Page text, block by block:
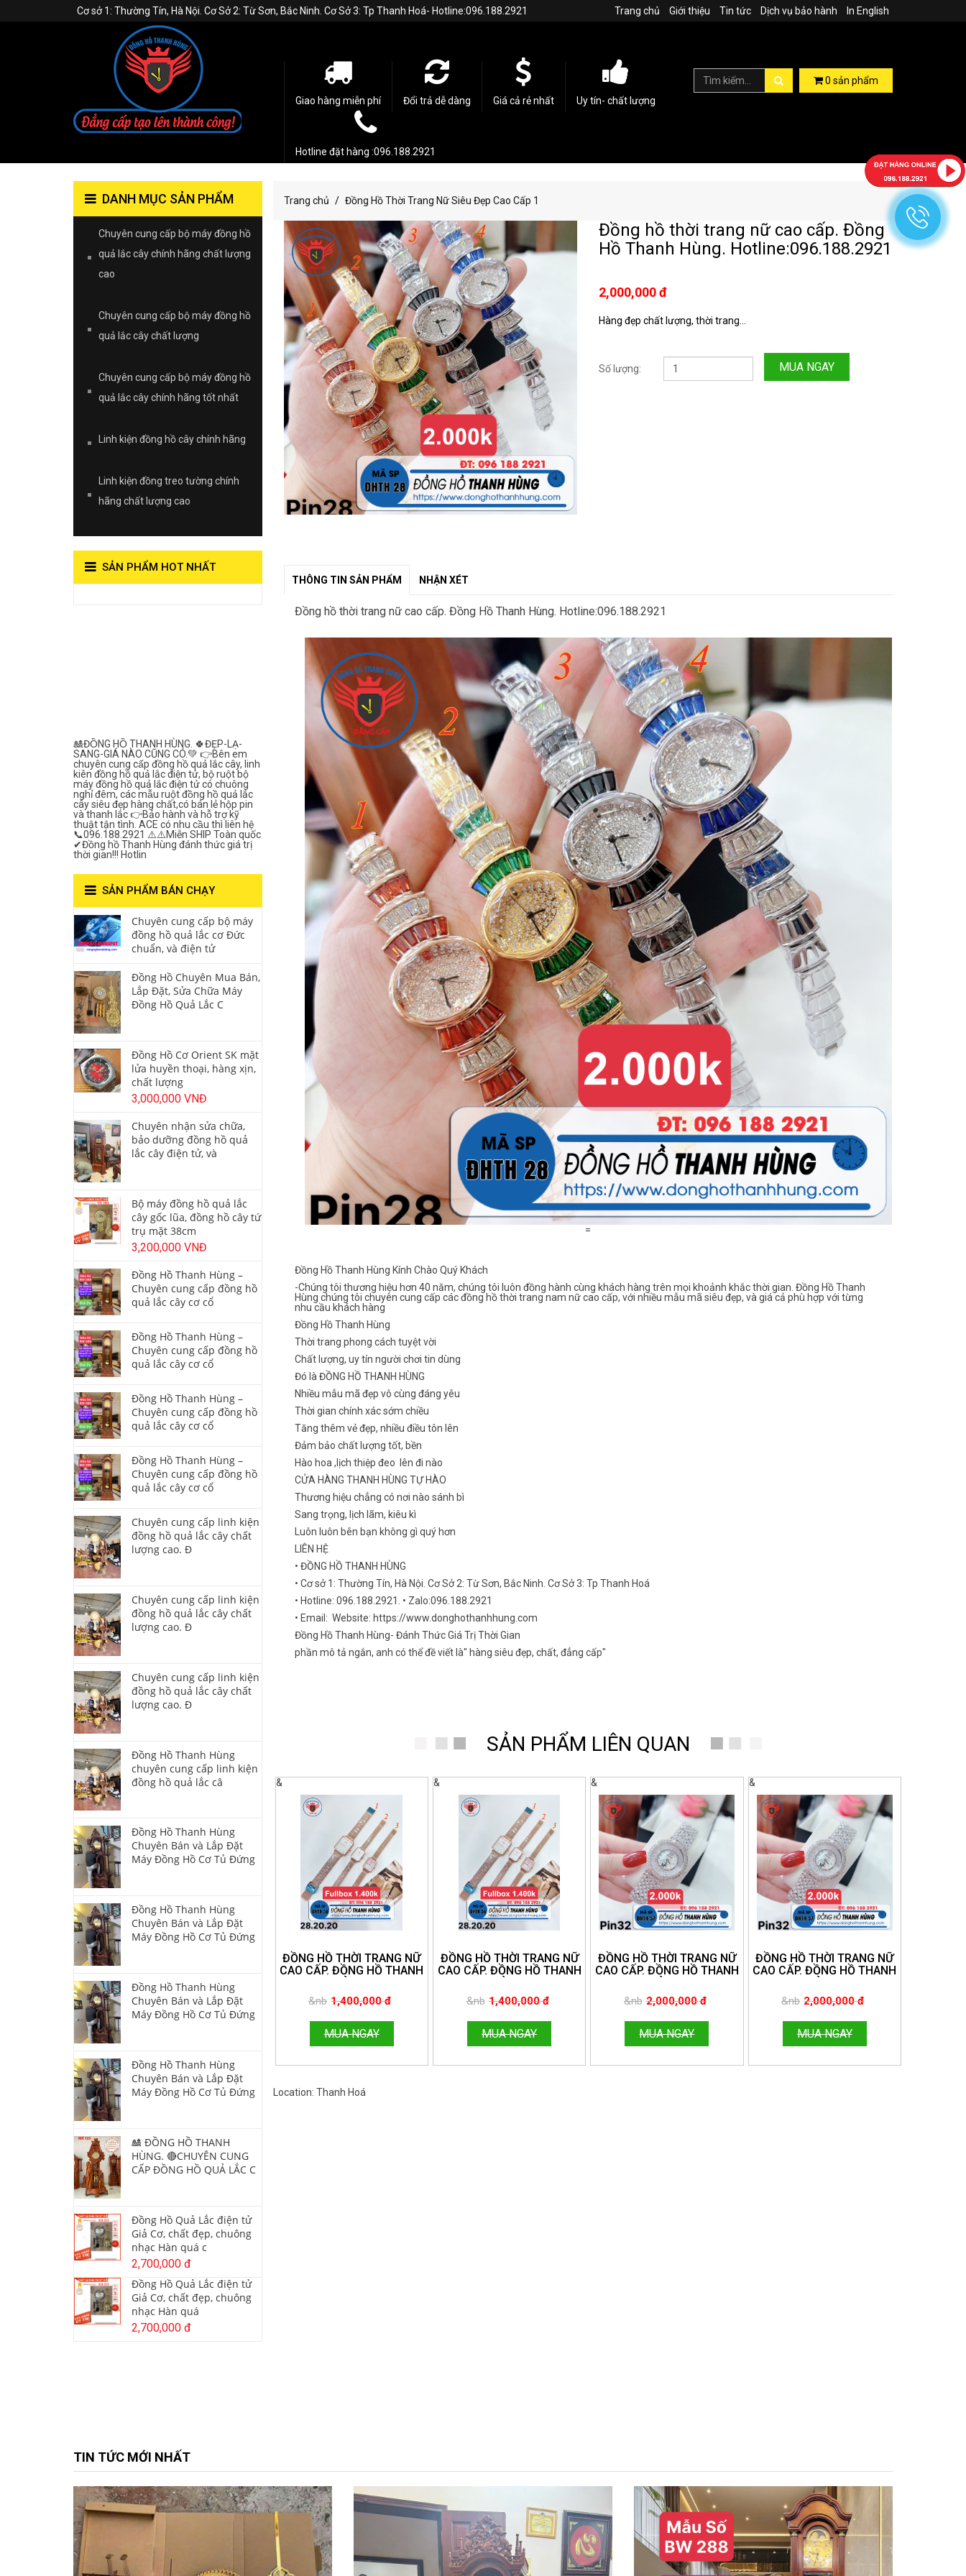
Trang chủ Giới thiệu Tin tức Dịch vụ bảo hành In English
Cơ sở 1: Thường Tín, Hà Nội. Cơ Sở 2: Từ Sơn, Bắc Ninh. Cơ Sở 3: Tp Thanh Hoá- Hotline:096.188.2921
Giao hàng miễn phí Đổi trả dễ dàng Giá cả rẻ nhất Uy tín- chất lượng
Hotline đặt hàng :096.188.2921
0 sản phẩm
Trang chủ Đồng Hồ Thời Trang Nữ Siêu Đẹp Cao Cấp 1
Đồng hồ thời trang nữ cao cấp. Đồng
Hồ Thanh Hùng. Hotline:096.188.2921
2,000,000 đ
Hàng đẹp chất lượng, thời trang...
Số lượng: MUA NGAY
THÔNG TIN SẢN PHẨM NHẬN XÉT
Đồng hồ thời trang nữ cao cấp. Đồng Hồ Thanh Hùng. Hotline:096.188.2921
=
Đồng Hồ Thanh Hùng Kính Chào Quý Khách
-Chúng tôi thương hiệu hơn 40 năm, chúng tôi luôn đồng hành cùng khách hàng trên mọi khoảnh khắc thời gian. Đồng Hồ Thanh
Hùng chúng tôi chuyên cung cấp các đồng hồ thời trang nam nữ cao cấp, với nhiều mẫu mã siêu đẹp, và giá cả phù hợp với từng
nhu cầu khách hàng
Đồng Hồ Thanh Hùng
Thời trang phong cách tuyệt vời
Chất lượng, uy tín người chơi tin dùng
Đó là ĐỒNG HỒ THANH HÙNG
Nhiều mẫu mã đẹp vô cùng đáng yêu
Thời gian chính xác sớm chiều
Tăng thêm vẻ đẹp, nhiều điều tôn lên
Đảm bảo chất lượng tốt, bền
Hào hoa ,lịch thiệp đeo lên đi nào
CỬA HÀNG THANH HÙNG TỰ HÀO
Thương hiệu chẳng có nơi nào sánh bì
Sang trọng, lịch lãm, kiêu kì
Luôn luôn bên bạn không gì quý hơn
LIÊN HỆ
• ĐỒNG HỒ THANH HÙNG
• Cơ sở 1: Thường Tín, Hà Nội. Cơ Sở 2: Từ Sơn, Bắc Ninh. Cơ Sở 3: Tp Thanh Hoá
• Hotline: 096.188.2921. • Zalo:096.188.2921
• Email: Website: https://www.donghothanhhung.com
Đồng Hồ Thanh Hùng- Đánh Thức Giá Trị Thời Gian
phần mô tả ngắn, anh có thể đề viết là" hàng siêu đẹp, chất, đẳng cấp"
SẢN PHẨM LIÊN QUAN
&
ĐỒNG HỒ THỜI TRANG NỮ
CAO CẤP. ĐỒNG HỒ THANH
HOTLINE:096.188.2921
&nb 1,400,000 đ
MUA NGAY
&
ĐỒNG HỒ THỜI TRANG NỮ
CAO CẤP. ĐỒNG HỒ THANH
HOTLINE:096.188.2921
&nb 1,400,000 đ
MUA NGAY
&
ĐỒNG HỒ THỜI TRANG NỮ
CAO CẤP. ĐỒNG HỒ THANH
HOTLINE:096.188.2921
&nb 2,000,000 đ
MUA NGAY
&
ĐỒNG HỒ THỜI TRANG NỮ
CAO CẤP. ĐỒNG HỒ THANH
HOTLINE:096.188.2921
&nb 2,000,000 đ
MUA NGAY
Location: Thanh Hoá
DANH MỤC SẢN PHẨM
Chuyên cung cấp bộ máy đồng hồ
quả lắc cây chính hãng chất lượng
cao
Chuyên cung cấp bộ máy đồng hồ
quả lắc cây chất lượng
Chuyên cung cấp bộ máy đồng hồ
quả lắc cây chính hãng tốt nhất
Linh kiện đồng hồ cây chính hãng
Linh kiện đồng treo tường chính
hãng chất lượng cao
SẢN PHẨM HOT NHẤT
🎎ĐỒNG HỒ THANH HÙNG. 🍀ĐẸP-LẠ-
SANG-GIÁ NÀO CŨNG CÓ.💚 👉Bên em
chuyên cung cấp đồng hồ quả lắc cây, linh
kiên đồng hồ quả lắc điện tử, bộ ruột bộ
máy đồng hồ quả lắc điện tử có chuông
nghỉ đêm, các mẫu ruột đồng hồ quả lắc
cây siêu đẹp hàng chất,có bán lẻ hộp pin
và thanh lắc 👉Bảo hành và hỗ trợ kỹ
thuật tận tình. ACE có nhu cầu thì liên hệ
📞096.188.2921 ⚠️⚠️Miễn SHIP Toàn quốc
✔Đồng hồ Thanh Hùng đánh thức giá trị
thời gian!!! Hotlin
SẢN PHẨM BÁN CHẠY
Chuyên cung cấp bộ máy
đồng hồ quả lắc cơ Đức
chuẩn, và điện tử
Đồng Hồ Chuyên Mua Bán,
Lắp Đặt, Sửa Chữa Máy
Đồng Hồ Quả Lắc C
Đồng Hồ Cơ Orient SK mặt
lửa huyền thoại, hàng xịn,
chất lượng
3,000,000 VNĐ
Chuyên nhận sửa chữa,
bảo dưỡng đồng hồ quả
lắc cây điện tử, và
Bộ máy đồng hồ quả lắc
cây gốc lũa, đồng hồ cây tứ
trụ mặt 38cm
3,200,000 VNĐ
Đồng Hồ Thanh Hùng –
Chuyên cung cấp đồng hồ
quả lắc cây cơ cổ
Đồng Hồ Thanh Hùng –
Chuyên cung cấp đồng hồ
quả lắc cây cơ cổ
Đồng Hồ Thanh Hùng –
Chuyên cung cấp đồng hồ
quả lắc cây cơ cổ
Đồng Hồ Thanh Hùng –
Chuyên cung cấp đồng hồ
quả lắc cây cơ cổ
Chuyên cung cấp linh kiện
đồng hồ quả lắc cây chất
lượng cao. Đ
Chuyên cung cấp linh kiện
đồng hồ quả lắc cây chất
lượng cao. Đ
Chuyên cung cấp linh kiện
đồng hồ quả lắc cây chất
lượng cao. Đ
Đồng Hồ Thanh Hùng
chuyên cung cấp linh kiện
đồng hồ quả lắc câ
Đồng Hồ Thanh Hùng
Chuyên Bán và Lắp Đặt
Máy Đồng Hồ Cơ Tủ Đứng
Đồng Hồ Thanh Hùng
Chuyên Bán và Lắp Đặt
Máy Đồng Hồ Cơ Tủ Đứng
Đồng Hồ Thanh Hùng
Chuyên Bán và Lắp Đặt
Máy Đồng Hồ Cơ Tủ Đứng
Đồng Hồ Thanh Hùng
Chuyên Bán và Lắp Đặt
Máy Đồng Hồ Cơ Tủ Đứng
🎎 ĐỒNG HỒ THANH
HÙNG. 🔴CHUYÊN CUNG
CẤP ĐỒNG HỒ QUẢ LẮC C
Đồng Hồ Quả Lắc điện tử
Giả Cơ, chất đẹp, chuông
nhạc Hàn quá c
2,700,000 đ
Đồng Hồ Quả Lắc điện tử
Giả Cơ, chất đẹp, chuông
nhạc Hàn quá
2,700,000 đ
TIN TỨC MỚI NHẤT